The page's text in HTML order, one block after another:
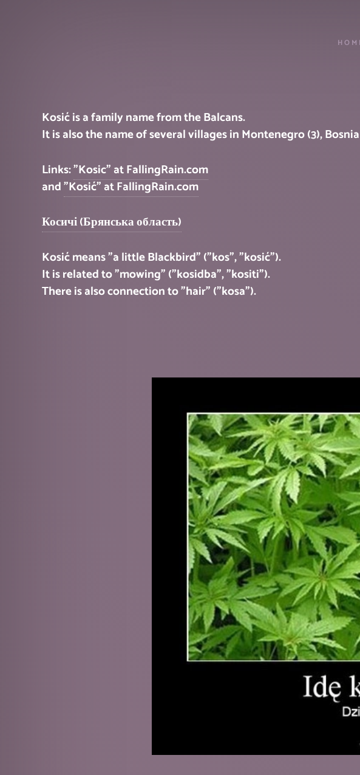
Kosić is a family name from the Balcans.
It is also the name of several villages in Montenegro (3),
Links:"Kosic" at FallingRain.com
and"Kosić" at FallingRain.com
Косичі (Брянська область)
Kosić means "a little Blackbird" ("kos", "kosić").
It is related to "mowing" ("kosidba", "kositi").
There is also connection to "hair" ("kosa").